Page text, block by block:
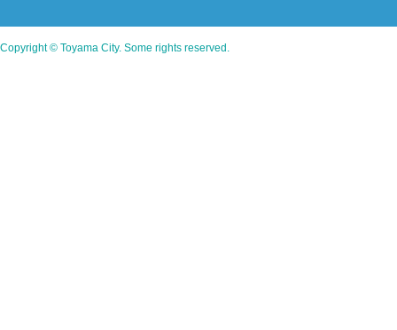
Copyright © Toyama City. Some rights reserved.